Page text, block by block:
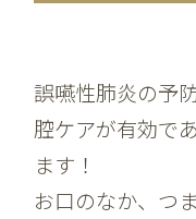
誤嚥性肺炎の予
腔ケアが有効で
ます！
お口のなか、つ